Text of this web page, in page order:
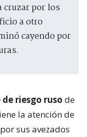
cruzar por los
a otro
cayendo por
de riesgo ruso de
la atención de
sus avezados